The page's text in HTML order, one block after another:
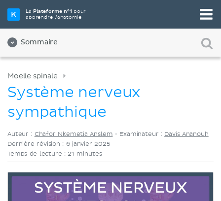
La Plateforme n°1 pour
apprendre l’anatomie
Sommaire
Choisissez votre outil d'étude préféré
Vidéos
Moelle spinale
Système nerveux
sympathique
Auteur : Chafor Nkemetia Anslem • Examinateur : Davis Ananouh
Dernière révision : 6 janvier 2025
Temps de lecture : 21 minutes